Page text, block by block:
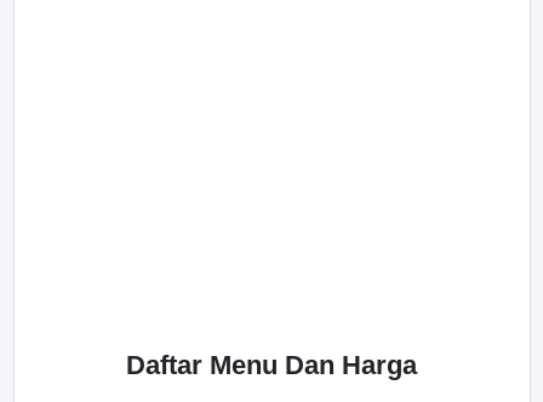
Daftar Menu Dan Harga